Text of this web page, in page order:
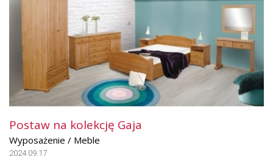
Postaw na kolekcję Gaja
Wyposażenie / Meble
2024.09.17